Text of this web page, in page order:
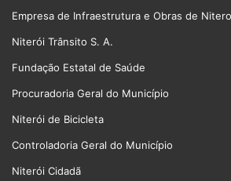
Empresa de Infraestrutura e Obras de
Niterói Trânsito S. A.
Fundação Estatal de Saúde
Procuradoria Geral do Município
Niterói de Bicicleta
Controladoria Geral do Município
Niterói Cidadã